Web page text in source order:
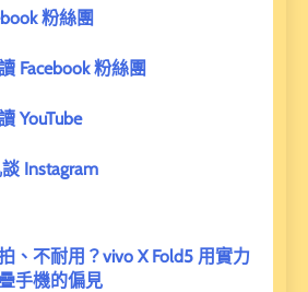
粉絲團
Facebook 粉絲團
YouTube
Instagram
、不耐用？vivo X Fold5 用實力
手機的偏見